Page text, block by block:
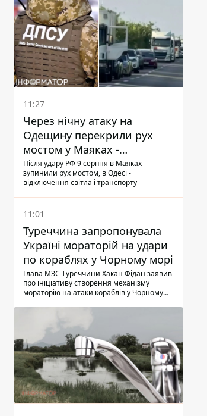
11:27
Через нічну атаку на
Одещину перекрили рух
мостом у Маяках -
подробиці від ДПСУ
Після удару РФ 9 серпня в Маяках
зупинили рух мостом, в Одесі -
відключення світла і транспорту
11:01
Туреччина запропонувала
Україні мораторій на удари
по кораблях у Чорному морі
Глава МЗС Туреччини Хакан Фідан заявив
про ініціативу створення механізму
мораторію на атаки кораблів у Чорному